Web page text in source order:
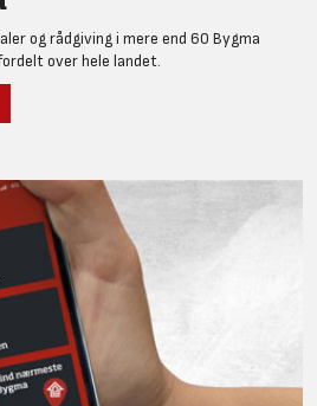
og rådgiving i mere end 60 Bygma
over hele landet.